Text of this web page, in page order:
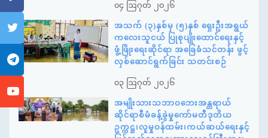
၀၄ ဩဂုတ် ၂၀၂၆
အသက် (၃)နှစ်မှ (၅)နှစ် ရှေးဦးအရွယ်
ကလေးသူငယ် ပြုစုပျိုးထောင်ရေးနှင့်
ဖွံ့ဖြိုးရေးဆိုင်ရာ အခြေခံသင်တန်း ဖွင့်
လှစ်ဆောင်ရွက်ခြင်း သတင်းစဉ်
၀၃ ဩဂုတ် ၂၀၂၆
အမျိုးသားသဘာဝဘေးအန္တရာယ်
ဆိုင်ရာစီမံခန့်ခွဲမှုကော်မတီဒုတိယ
ဥက္ကဋ္ဌ၊လူမှုဝန်ထမ်း၊ကယ်ဆယ်ရေးနှင့်